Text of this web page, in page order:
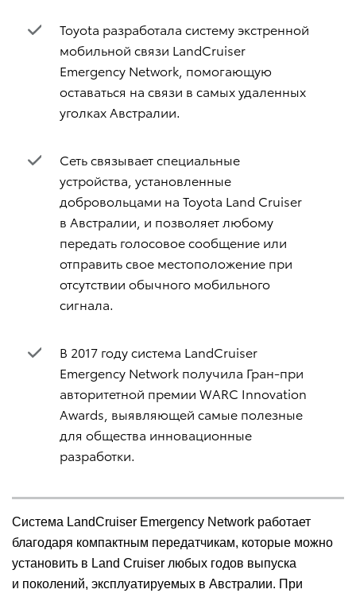
Toyota разработала систему экстренной
мобильной связи LandCruiser
Emergency Network, помогающую
оставаться на связи в самых удаленных
уголках Австралии.
Сеть связывает специальные
устройства, установленные
добровольцами на Toyota Land Cruiser
в Австралии, и позволяет любому
передать голосовое сообщение или
отправить свое местоположение при
отсутствии обычного мобильного
сигнала.
В 2017 году система LandCruiser
Emergency Network получила Гран-при
авторитетной премии WARC Innovation
Awards, выявляющей самые полезные
для общества инновационные
разработки.
Система LandCruiser Emergency Network работает
благодаря компактным передатчикам, которые можно
установить в Land Cruiser любых годов выпуска
и поколений, эксплуатируемых в Австралии. При